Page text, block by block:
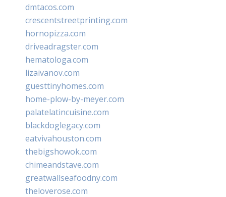
dmtacos.com
crescentstreetprinting.com
hornopizza.com
driveadragster.com
hematologa.com
lizaivanov.com
guesttinyhomes.com
home-plow-by-meyer.com
palatelatincuisine.com
blackdoglegacy.com
eatvivahouston.com
thebigshowok.com
chimeandstave.com
greatwallseafoodny.com
theloverose.com